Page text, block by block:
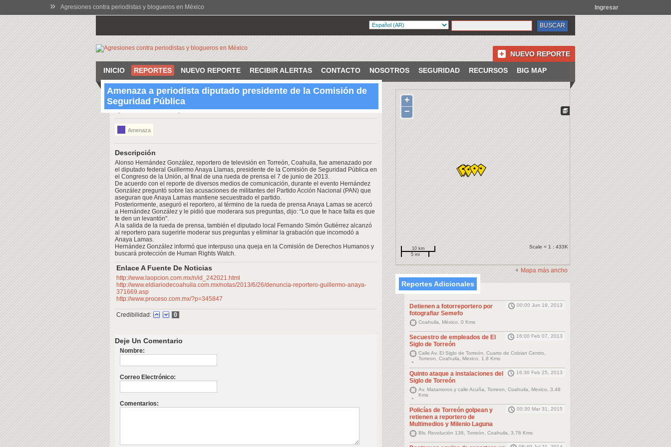
» Agresiones contra periodistas y blogueros en México Ingresar
NUEVO REPORTE
INICIO REPORTES NUEVO REPORTE RECIBIR ALERTAS CONTACTO NOSOTROS SEGURIDAD RECURSOS BIG MAP
Amenaza a periodista diputado presidente de la Comisión de
Seguridad Pública
00:00 Jun 7 2013 Torreón, Coahuila, México
Amenaza
Descripción
Alonso Hernández González, reportero de televisión en Torreón, Coahuila, fue amenazado por
el diputado federal Guillermo Anaya Llamas, presidente de la Comisión de Seguridad Pública en
el Congreso de la Unión, al final de una rueda de prensa el 7 de junio de 2013.
De acuerdo con el reporte de diversos medios de comunicación, durante el evento Hernández
González preguntó sobre las acusaciones de militantes del Partido Acción Nacional (PAN) que
aseguran que Anaya Lamas mantiene secuestrado el partido.
Posteriormente, aseguró el reportero, al término de la rueda de prensa Anaya Lamas se acercó
a Hernández González y le pidió que moderara sus preguntas, dijo: “Lo que te hace falta es que
te den un levantón".
A la salida de la rueda de prensa, también el diputado local Fernando Simón Gutiérrez alcanzó
al reportero para sugerirle moderar sus preguntas y eliminar la grabación que incomodó a
Anaya Lamas.
Hernández González informó que interpuso una queja en la Comisión de Derechos Humanos y
buscará protección de Human Rights Watch.
Enlace A Fuente De Noticias
http://www.laopcion.com.mx/n/id_242021.html
http://www.eldiariodecoahuila.com.mx/notas/2013/6/26/denuncia-reportero-guillermo-anaya-
371669.asp
http://www.proceso.com.mx/?p=345847
Credibilidad: 0
Deje Un Comentario
Nombre:
Correo Electrónico:
Comentarios:
+
−
10 km
5 mi
Scale = 1 : 433K
Mapa más ancho
Reportes Adicionales
Detienen a fotorreportero por
fotografiar Semefo
00:00 Jun 19, 2013
Coahuila, México, 0 Kms
Secuestro de empleados de El
Siglo de Torreón
16:00 Feb 07, 2013
Calle Av. El Siglo de Torreón, Cuarto de Cobian Centro,
Torreon, Coahuila, Mexico, 1.8 Kms
Quinto ataque a instalaciones del
Siglo de Torreón
16:30 Feb 25, 2013
Av. Matamoros y calle Acuña, Torreon, Coahuila, Mexico, 3.48
Kms
Policías de Torreón golpean y
retienen a reportero de
Multimedios y Milenio Laguna
00:30 Mar 31, 2015
Blv. Revolución 136, Torreón, Coahuila, 3.76 Kms